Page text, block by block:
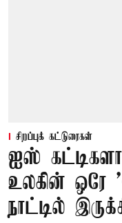
சிறப்புக் கட்டுரைகள்
ஐஸ்
உலகின்
நாட்டில்